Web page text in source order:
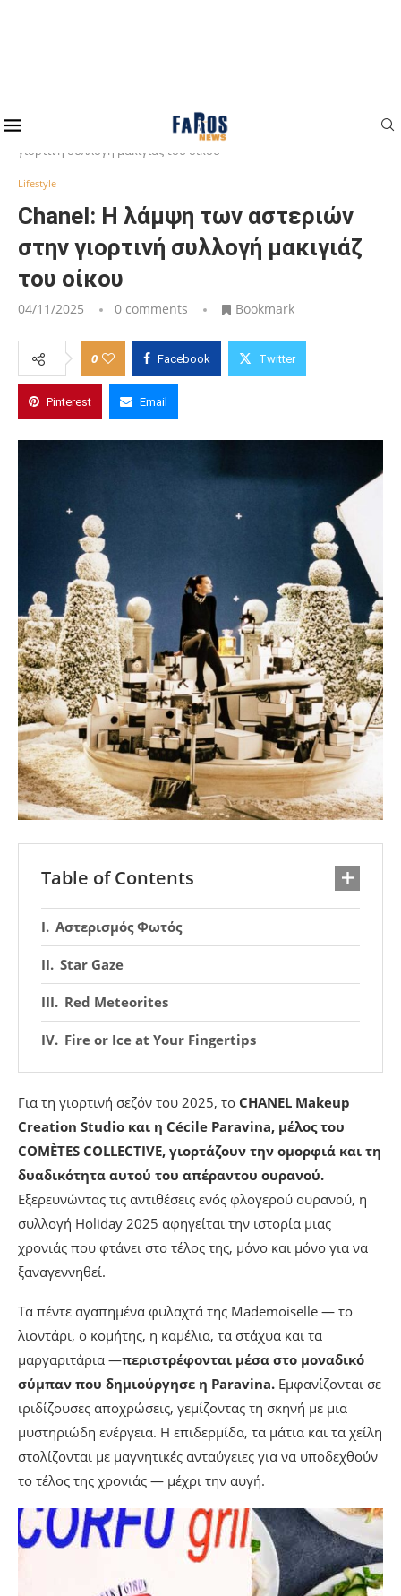
Home
Chanel: Η λάμψη των αστεριών στην
γιορτινή συλλογή μακιγιάζ του οίκου
Lifestyle
Chanel: Η λάμψη των αστεριών
στην γιορτινή συλλογή μακιγιάζ
του οίκου
04/11/2025 0 comments Bookmark
0 Facebook Twitter
Pinterest Email
Table of Contents
Αστερισμός Φωτός
Star Gaze
Red Meteorites
Fire or Ice at Your Fingertips
Για τη γιορτινή σεζόν του 2025, το CHANEL Makeup
Creation Studio και η Cécile Paravina, μέλος του
COMÈTES COLLECTIVE, γιορτάζουν την ομορφιά και τη
δυαδικότητα αυτού του απέραντου ουρανού.
Εξερευνώντας τις αντιθέσεις ενός φλογερού ουρανού, η
συλλογή Holiday 2025 αφηγείται την ιστορία μιας
χρονιάς που φτάνει στο τέλος της, μόνο και μόνο για να
ξαναγεννηθεί.
Τα πέντε αγαπημένα φυλαχτά της Mademoiselle — το
λιοντάρι, ο κομήτης, η καμέλια, τα στάχυα και τα
μαργαριτάρια —περιστρέφονται μέσα στο μοναδικό
σύμπαν που δημιούργησε η Paravina. Εμφανίζονται σε
ιριδίζουσες αποχρώσεις, γεμίζοντας τη σκηνή με μια
μυστηριώδη ενέργεια. Η επιδερμίδα, τα μάτια και τα χείλη
στολίζονται με μαγνητικές ανταύγειες για να υποδεχθούν
το τέλος της χρονιάς — μέχρι την αυγή.